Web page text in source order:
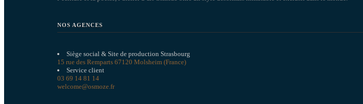
NOS AGENCES
Siège social & Site de production Strasbourg
15 rue des Remparts 67120 Molsheim (France)
Service client
03 69 14 81 14
welcome@osmoze.fr